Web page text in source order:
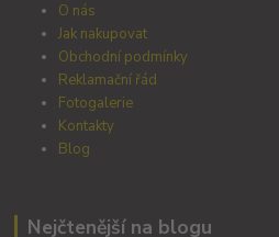
O nás
Jak nakupovat
Obchodní podmínky
Reklamační řád
Fotogalerie
Kontakty
Blog
Nejčtenější na blogu